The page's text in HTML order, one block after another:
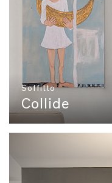
Soffitto
Collide